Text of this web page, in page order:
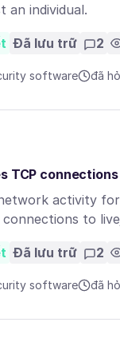
an individual.
Đã lưu trữ 2
software đã
TCP
activity
connections to
Đã lưu trữ 2
software đã